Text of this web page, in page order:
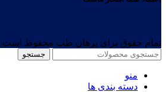
تمام حقوق برای پرهان طب محفوظ است.
جستجو
منو
دسته بندی ها